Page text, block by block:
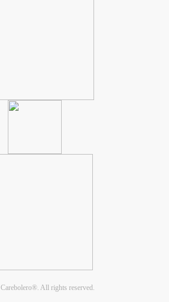
Carebolero®. All rights reserved.